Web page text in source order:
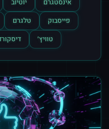
אינסטגרם יוטיוב
פייסבוק
טלגרם
טוויץ׳